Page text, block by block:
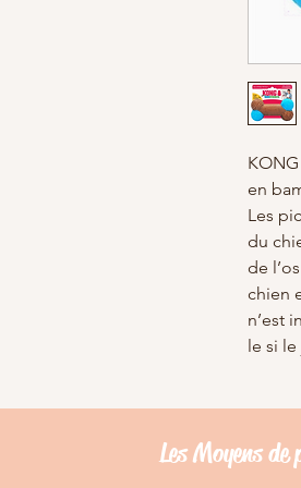
en
Les
du
de
chien
n’est
le si
Les Moyens de